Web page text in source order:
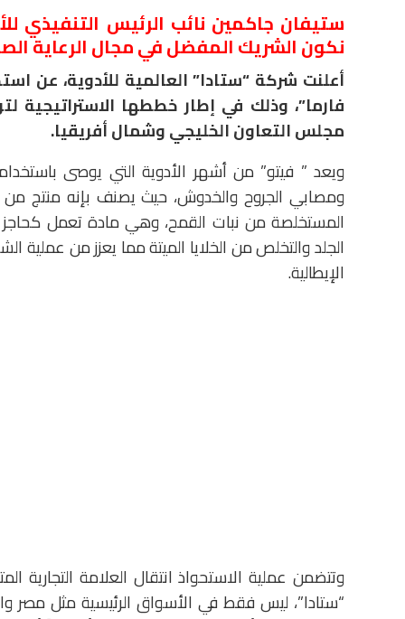
ستيفان جاكمين نائب الرئيس التنفيذي
نكون الشريك المفضل في مجال الرعاية
أعلنت شركة “ستادا” العالمية للأدوية، عن
فارما”، وذلك في إطار خططها
مجلس التعاون الخليجي وشمال أفريقيا.
ويعد ” فيتو” من أشهر الأدوية التي يوصى
ومصابي الجروح والخدوش، حيث يصنف بإنه منتج من
المستخلصة من نبات القمح، وهي مادة تعمل كحاجز
الجلد والتخلص من الخلايا الميتة مما يعزز من عملية
الإيطالية.
وتتضمن عملية الاستحواذ انتقال العلامة التجارية
“ستادا”، ليس فقط في الأسواق الرئيسية مثل مصر